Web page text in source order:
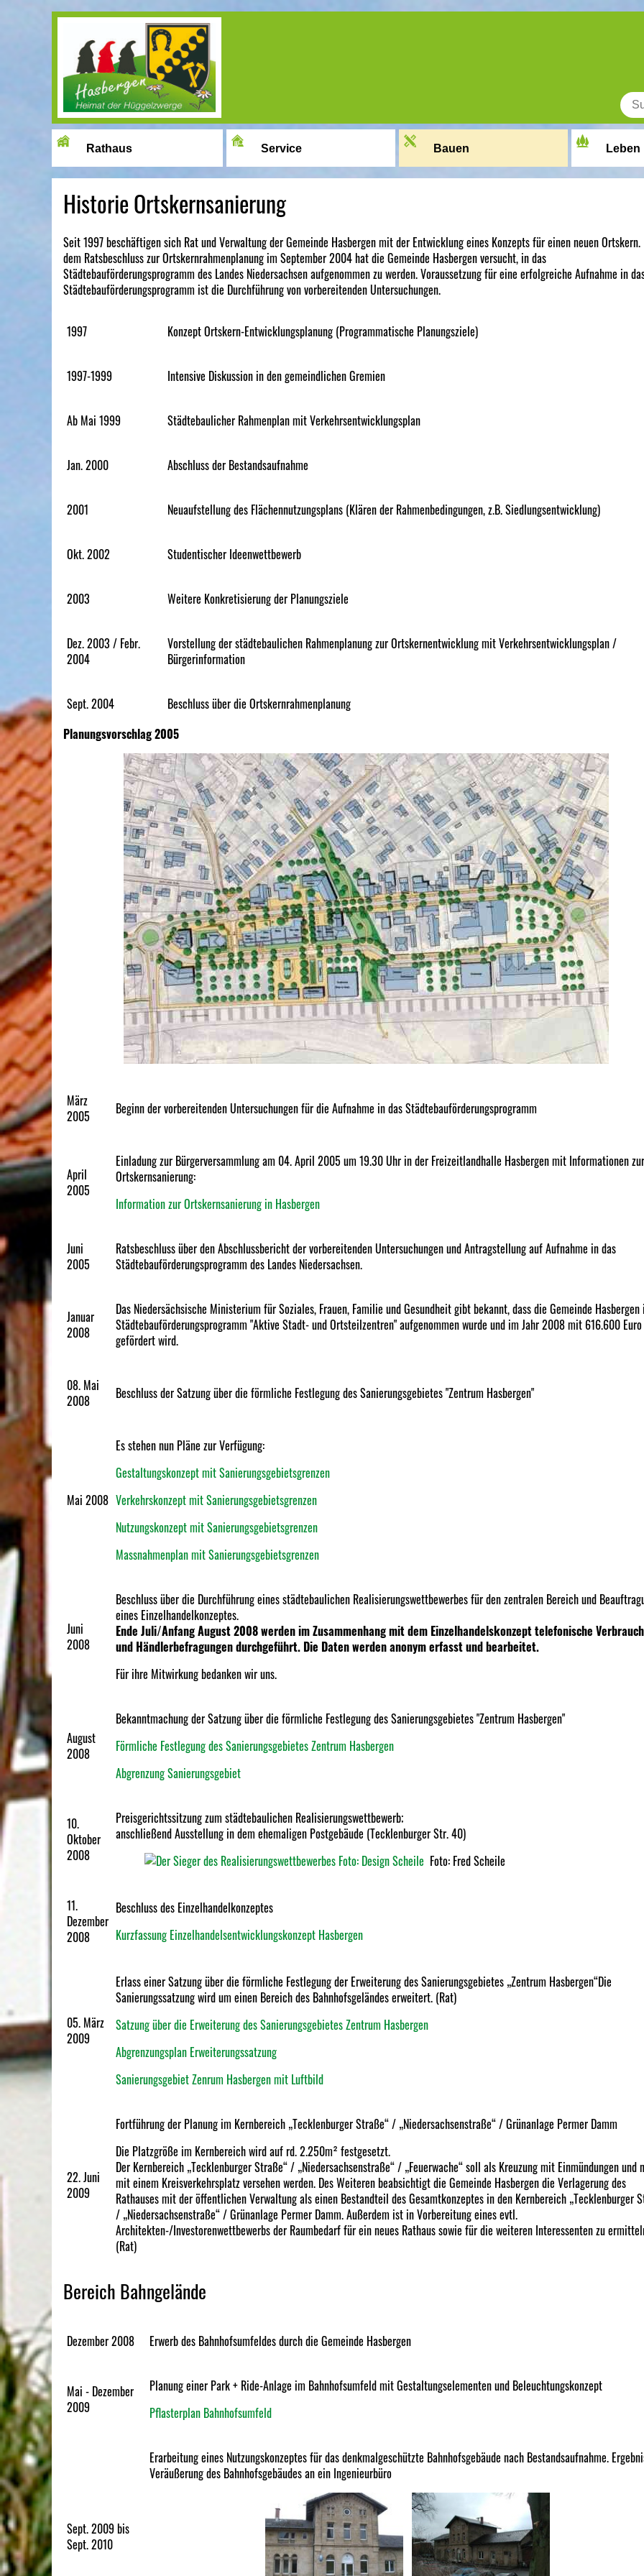
Rathaus Service Bauen Leben
Historie Ortskernsanierung
Seit 1997 beschäftigen sich Rat und Verwaltung der Gemeinde Hasbergen mit der Entwicklung eines Konzepts für einen neuen Ortskern.
dem Ratsbeschluss zur Ortskernrahmenplanung im September 2004 hat die Gemeinde Hasbergen versucht, in das
Städtebauförderungsprogramm des Landes Niedersachsen aufgenommen zu werden. Voraussetzung für eine erfolgreiche Aufnahme in
Städtebauförderungsprogramm ist die Durchführung von vorbereitenden Untersuchungen.
1997 Konzept Ortskern-Entwicklungsplanung (Programmatische Planungsziele)
1997-1999 Intensive Diskussion in den gemeindlichen Gremien
Ab Mai 1999 Städtebaulicher Rahmenplan mit Verkehrsentwicklungsplan
Jan. 2000 Abschluss der Bestandsaufnahme
2001 Neuaufstellung des Flächennutzungsplans (Klären der Rahmenbedingungen, z.B. Siedlungsentwicklung)
Okt. 2002 Studentischer Ideenwettbewerb
2003 Weitere Konkretisierung der Planungsziele
Dez. 2003 / Febr.
2004
Vorstellung der städtebaulichen Rahmenplanung zur Ortskernentwicklung mit Verkehrsentwicklungsplan /
Bürgerinformation
Sept. 2004
Beschluss über die Ortskernrahmenplanung
Planungsvorschlag 2005
März
2005
Beginn der vorbereitenden Untersuchungen für die Aufnahme in das Städtebauförderungsprogramm
April
2005
Einladung zur Bürgerversammlung am 04. April 2005 um 19.30 Uhr in der Freizeitlandhalle Hasbergen mit Informationen zur
Ortskernsanierung:
Information zur Ortskernsanierung in Hasbergen
Juni
2005
Ratsbeschluss über den Abschlussbericht der vorbereitenden Untersuchungen und Antragstellung auf Aufnahme in das
Städtebauförderungsprogramm des Landes Niedersachsen.
Januar
2008
Das Niedersächsische Ministerium für Soziales, Frauen, Familie und Gesundheit gibt bekannt, dass die Gemeinde Hasbergen
Städtebauförderungsprogramm "Aktive Stadt- und Ortsteilzentren" aufgenommen wurde und im Jahr 2008 mit 616.600 Euro
gefördert wird.
08. Mai
2008
Beschluss der Satzung über die förmliche Festlegung des Sanierungsgebietes "Zentrum Hasbergen"
Mai 2008
Es stehen nun Pläne zur Verfügung:
Gestaltungskonzept mit Sanierungsgebietsgrenzen
Verkehrskonzept mit Sanierungsgebietsgrenzen
Nutzungskonzept mit Sanierungsgebietsgrenzen
Massnahmenplan mit Sanierungsgebietsgrenzen
Juni
2008
Beschluss über die Durchführung eines städtebaulichen Realisierungswettbewerbes für den zentralen Bereich und
eines Einzelhandelkonzeptes.
Ende Juli/Anfang August 2008 werden im Zusammenhang mit dem Einzelhandelskonzept telefonische
und Händlerbefragungen durchgeführt. Die Daten werden anonym erfasst und bearbeitet.
Für ihre Mitwirkung bedanken wir uns.
August
2008
Bekanntmachung der Satzung über die förmliche Festlegung des Sanierungsgebietes "Zentrum Hasbergen"
Förmliche Festlegung des Sanierungsgebietes Zentrum Hasbergen
Abgrenzung Sanierungsgebiet
10.
Oktober
2008
Preisgerichtssitzung zum städtebaulichen Realisierungswettbewerb;
anschließend Ausstellung in dem ehemaligen Postgebäude (Tecklenburger Str. 40)
Foto: Fred Scheile
11.
Dezember
2008
Beschluss des Einzelhandelkonzeptes
Kurzfassung Einzelhandelsentwicklungskonzept Hasbergen
05. März
2009
Erlass einer Satzung über die förmliche Festlegung der Erweiterung des Sanierungsgebietes „Zentrum Hasbergen“Die
Sanierungssatzung wird um einen Bereich des Bahnhofsgeländes erweitert. (Rat)
Satzung über die Erweiterung des Sanierungsgebietes Zentrum Hasbergen
Abgrenzungsplan Erweiterungssatzung
Sanierungsgebiet Zenrum Hasbergen mit Luftbild
22. Juni
2009
Fortführung der Planung im Kernbereich „Tecklenburger Straße“ / „Niedersachsenstraße“ / Grünanlage Permer Damm
Die Platzgröße im Kernbereich wird auf rd. 2.250m² festgesetzt.
Der Kernbereich „Tecklenburger Straße“ / „Niedersachsenstraße“ / „Feuerwache“ soll als Kreuzung mit Einmündungen und
mit einem Kreisverkehrsplatz versehen werden. Des Weiteren beabsichtigt die Gemeinde Hasbergen die Verlagerung des
Rathauses mit der öffentlichen Verwaltung als einen Bestandteil des Gesamtkonzeptes in den Kernbereich „Tecklenburger
/ „Niedersachsenstraße“ / Grünanlage Permer Damm. Außerdem ist in Vorbereitung eines evtl.
Architekten-/Investorenwettbewerbs der Raumbedarf für ein neues Rathaus sowie für die weiteren Interessenten zu
(Rat)
Bereich Bahngelände
Dezember 2008 Erwerb des Bahnhofsumfeldes durch die Gemeinde Hasbergen
Mai - Dezember
2009
Planung einer Park + Ride-Anlage im Bahnhofsumfeld mit Gestaltungselementen und Beleuchtungskonzept
Pflasterplan Bahnhofsumfeld
Sept. 2009 bis
Sept. 2010
Erarbeitung eines Nutzungskonzeptes für das denkmalgeschützte Bahnhofsgebäude nach Bestandsaufnahme.
Veräußerung des Bahnhofsgebäudes an ein Ingenieurbüro